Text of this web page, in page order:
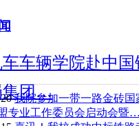
车辆学院赴中
集团…
我院参加一带一路金砖国
专业工作委员会启动会暨…